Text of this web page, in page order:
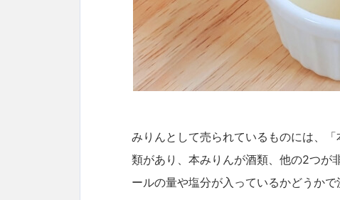
みりんとして売られているものには、
類があり、本みりんが酒類、他の2つが
ールの量や塩分が入っているかどうかで